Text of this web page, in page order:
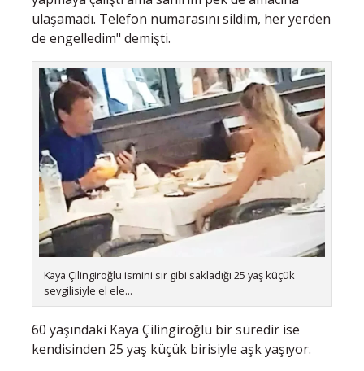
ulaşamadı. Telefon numarasını sildim, her yerden
de engelledim" demişti.
Kaya Çilingiroğlu ismini sır gibi sakladığı 25 yaş küçük
sevgilisiyle el ele...
60 yaşındaki Kaya Çilingiroğlu bir süredir ise
kendisinden 25 yaş küçük birisiyle aşk yaşıyor.